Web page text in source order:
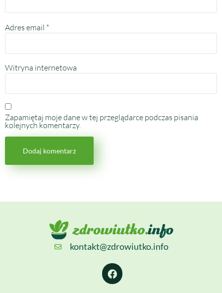
Adres email *
Witryna internetowa
Zapamiętaj moje dane w tej przeglądarce podczas pisania
kolejnych komentarzy.
kontakt@zdrowiutko.info